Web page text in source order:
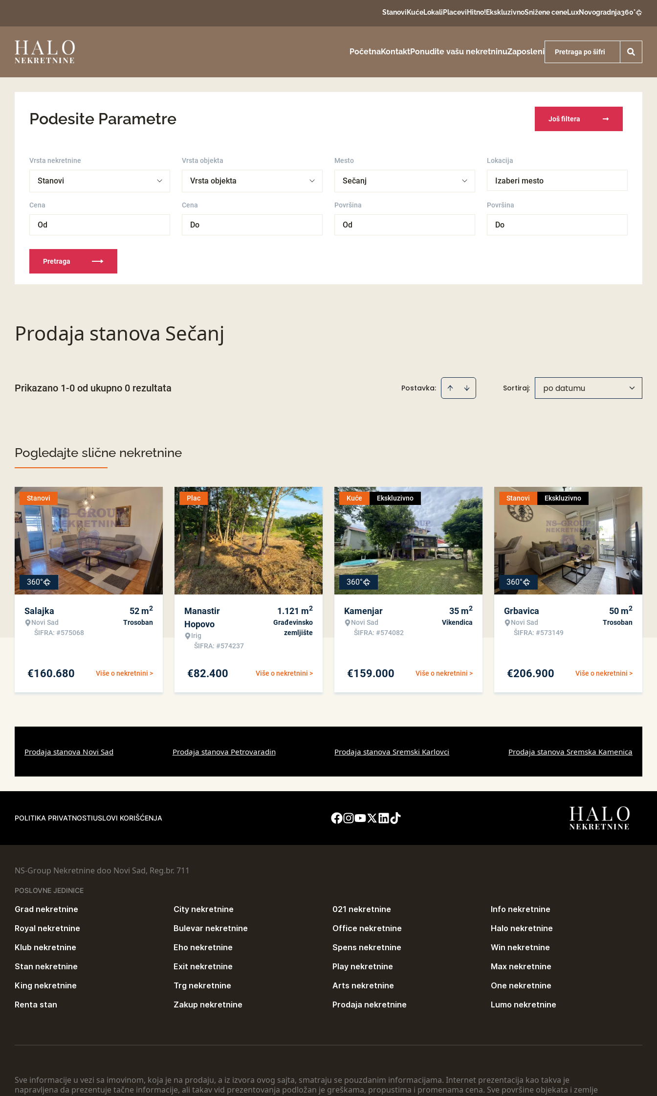
Stanovi KućeLokali Placevi Hitno! EkskluzivnoSnižene ceneLuxNovogradnja360°
PočetnaKontaktPonudite vašu nekretninuZaposleni
Podesite Parametre Još filtera
Vrsta nekretnine Vrsta objekta Mesto Lokacija
Izaberi mesto
Cena Cena Površina Površina
Pretraga
Prodaja stanova Sečanj
Prikazano 1-0 od ukupno 0 rezultata Postavka: Sortiraj: po datumu
Pogledajte slične nekretnine
Stanovi
360°
Salajka
Novi Sad
ŠIFRA: #575068
52 m2
Trosoban
Više o nekretnini >
€160.680
Plac
Manastir
Hopovo
Irig
ŠIFRA: #574237
1.121 m2
Građevinsko
zemljište
Više o nekretnini >
€82.400
Kuće Ekskluzivno
360°
Kamenjar
Novi Sad
ŠIFRA: #574082
35 m2
Vikendica
Više o nekretnini >
€159.000
Stanovi Ekskluzivno
360°
Grbavica
Novi Sad
ŠIFRA: #573149
50 m2
Trosoban
Više o nekretnini >
€206.900
Prodaja stanova Novi Sad Prodaja stanova Petrovaradin Prodaja stanova Sremski Karlovci Prodaja stanova Sremska Kamenica
POLITIKA PRIVATNOSTIUSLOVI KORIŠĆENJA
Sve informacije u vezi sa imovinom, koja je na prodaju, a iz izvora ovog sajta, smatraju se pouzdanim informacijama. Internet prezentacija kao takva je
napravljena da prezentuje tačne informacije, ali takav vid prezentovanja podložan je greškama, propustima i promenama cena. Sve površine objekata i zemlje
NS-Group Nekretnine doo Novi Sad, Reg.br. 711
POSLOVNE JEDINICE
Grad nekretnine City nekretnine 021 nekretnine
Info nekretnine
Royal nekretnine
Bulevar nekretnine Office nekretnine
Halo nekretnine
Klub nekretnine
Eho nekretnine Spens nekretnine
Win nekretnine
Stan nekretnine
Exit nekretnine Play nekretnine
Max nekretnine
King nekretnine
Trg nekretnine Arts nekretnine
One nekretnine
Renta stan
Zakup nekretnine Prodaja nekretnine Lumo nekretnine